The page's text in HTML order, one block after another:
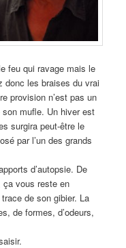
feu qui ravage mais le
donc les braises du vrai
provision n’est pas un
mufle. Un hiver est
surgira peut-être le
par l’un des grands
d’autopsie. De
ça vous reste en
de son gibier. La
de formes, d’odeurs,